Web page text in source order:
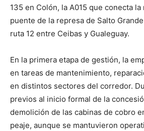
135 en Colón, la A015 que conecta la
puente de la represa de Salto
ruta 12 entre Ceibas y Gualeguay.
En la primera etapa de gestión, la
en tareas de mantenimiento,
en distintos sectores del corredor.
previos al inicio formal de la
demolición de las cabinas de cobro
peaje, aunque se mantuvieron